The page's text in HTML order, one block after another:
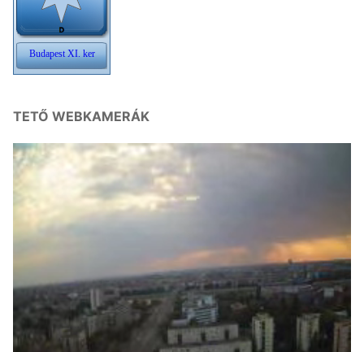
TETŐ WEBKAMERÁK